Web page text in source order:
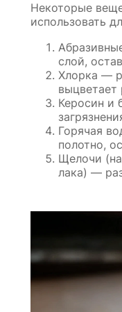
Некоторые
использовать
слой,
Хлорка —
выцветает
Керосин и
Горячая
полотно,
Щелочи
лака) —